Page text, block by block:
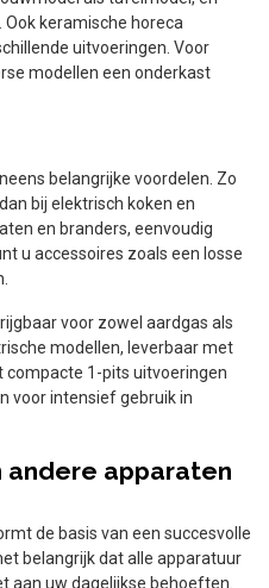
als tafelmodel, en
keramische horeca
uitvoeringen. Voor
modellen een onderkast
belangrijke voordelen. Zo
bij elektrisch koken en
en branders, eenvoudig
u accessoires zoals een losse
voor zowel aardgas als
modellen, leverbaar met
1-pits uitvoeringen
voor intensief gebruik in
andere apparaten
de basis van een succesvolle
belangrijk dat alle apparatuur